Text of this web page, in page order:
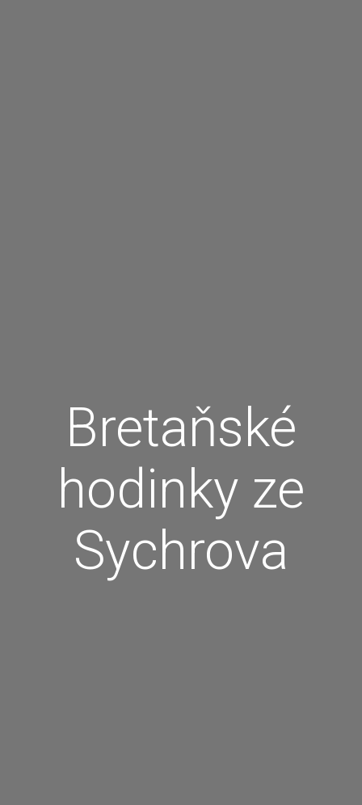
Bretaňské
hodinky ze
Sychrova